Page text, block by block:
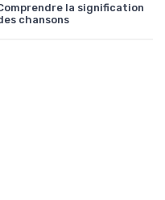
la signification
chansons